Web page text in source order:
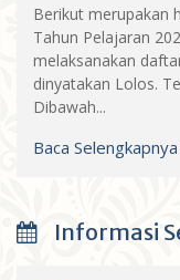
Berikut merupakan
Tahun Pelajaran
melaksanakan
dinyatakan Lolos.
Dibawah...
Baca Selengkapnya
Informasi